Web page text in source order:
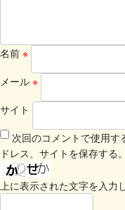
名前 ※
メール ※
サイト
次回のコメントで使用
ドレス、サイトを保存する。
上に表示された文字を入力